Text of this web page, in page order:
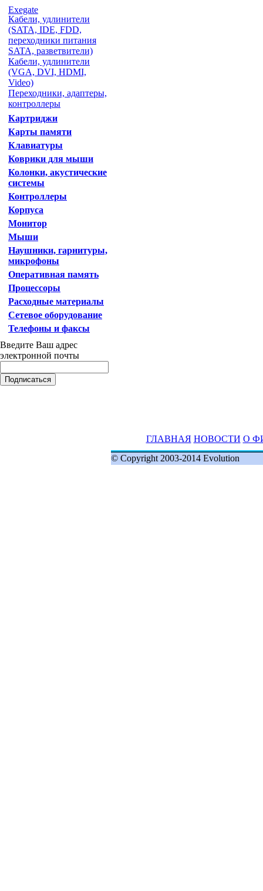
Exegate
Кабели, удлинители
(SATA, IDE, FDD,
переходники питания
SATA, разветвители)
Кабели, удлинители
(VGA, DVI, HDMI,
Video)
Переходники, адаптеры,
контроллеры
Картриджи
Карты памяти
Клавиатуры
Коврики для мыши
Колонки, акустические
системы
Контроллеры
Корпуса
Монитор
Мыши
Наушники, гарнитуры,
микрофоны
Оперативная память
Процессоры
Расходные материалы
Сетевое оборудование
Телефоны и факсы
Введите Ваш адрес
электронной почты
ГЛАВНАЯ НОВОСТИ О
© Copyright 2003-2014 Evolution